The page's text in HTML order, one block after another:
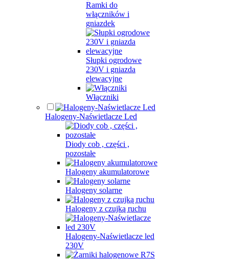
Ramki do
włączników i
gniazdek
Słupki ogrodowe
230V i gniazda
elewacyjne
Włączniki
Halogeny-Naświetlacze Led
Diody cob , części ,
pozostałe
Halogeny akumulatorowe
Halogeny solarne
Halogeny z czujką ruchu
Halogeny-Naświetlacze led
230V